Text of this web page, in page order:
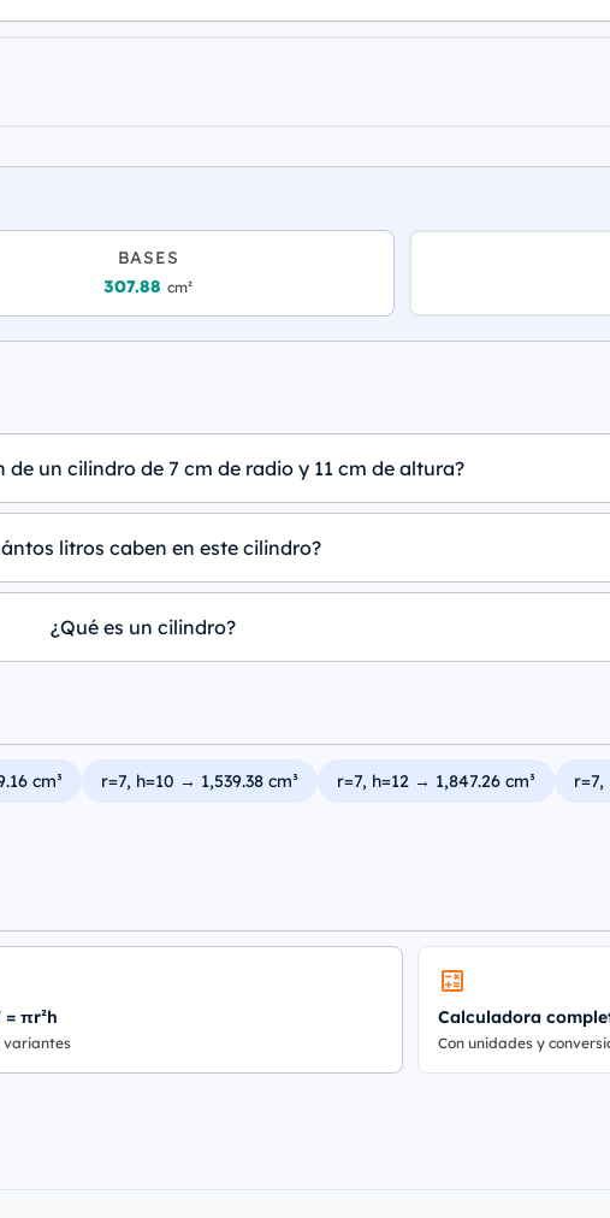
BASES
307.88 cm²
de un cilindro de 7 cm de radio y 11 cm de altura?
litros caben en este cilindro?
¿Qué es un cilindro?
cm³ r=7, h=10 → 1,539.38 cm³ r=7, h=12 → 1,847.26 cm³ r=7,
πr²h
variantes
Calculadora
Con unidades y